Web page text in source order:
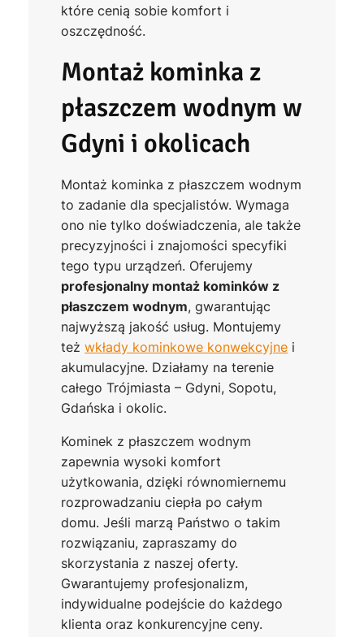
które cenią sobie komfort i
oszczędność.
Montaż kominka z
płaszczem wodnym w
Gdyni i okolicach
Montaż kominka z płaszczem wodnym
to zadanie dla specjalistów. Wymaga
ono nie tylko doświadczenia, ale także
precyzyjności i znajomości specyfiki
tego typu urządzeń. Oferujemy
profesjonalny montaż kominków z
płaszczem wodnym, gwarantując
najwyższą jakość usług. Montujemy
teżwkłady kominkowe konwekcyjne i
akumulacyjne. Działamy na terenie
całego Trójmiasta – Gdyni, Sopotu,
Gdańska i okolic.
Kominek z płaszczem wodnym
zapewnia wysoki komfort
użytkowania, dzięki równomiernemu
rozprowadzaniu ciepła po całym
domu. Jeśli marzą Państwo o takim
rozwiązaniu, zapraszamy do
skorzystania z naszej oferty.
Gwarantujemy profesjonalizm,
indywidualne podejście do każdego
klienta oraz konkurencyjne ceny.